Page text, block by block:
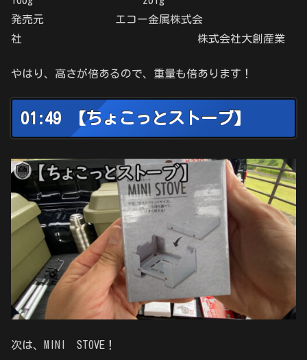
発売元 エコー金属株式会
社 株式会社大創産業
やはり、高さが倍あるので、重量も倍あります！
01:49 【ちょこっとストーブ】
次は、MINI STOVE！